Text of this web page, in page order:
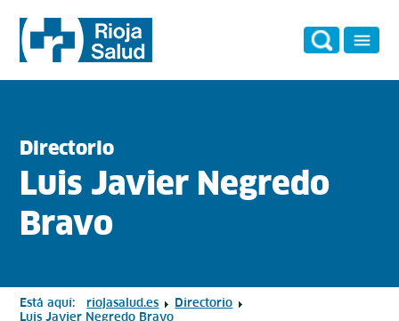
Directorio
Luis Javier Negredo
Bravo
Está aquí: riojasalud.es
Directorio
Luis Javier Negredo Bravo